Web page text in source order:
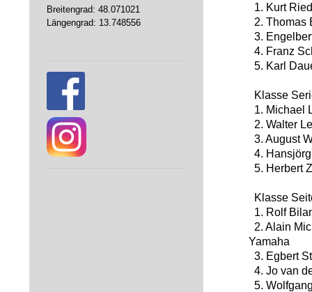
Breitengrad: 48.071021
Längengrad: 13.748556
1. Kurt
2. Thomas
3.
4. Franz
5. Karl
Klasse
1. Michael
2. Walter
3. August
4.
5. Herbert
Klasse
1. Rolf
2. Alain
Yamaha
3. Egbert
4. Jo van
5.